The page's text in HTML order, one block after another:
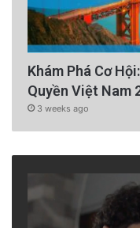
Khám Phá Cơ
Quyền Việt Nam
3 weeks ago